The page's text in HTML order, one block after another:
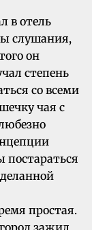
в отель
слушания,
он
степень
со всеми
чая с
постараться
простая.